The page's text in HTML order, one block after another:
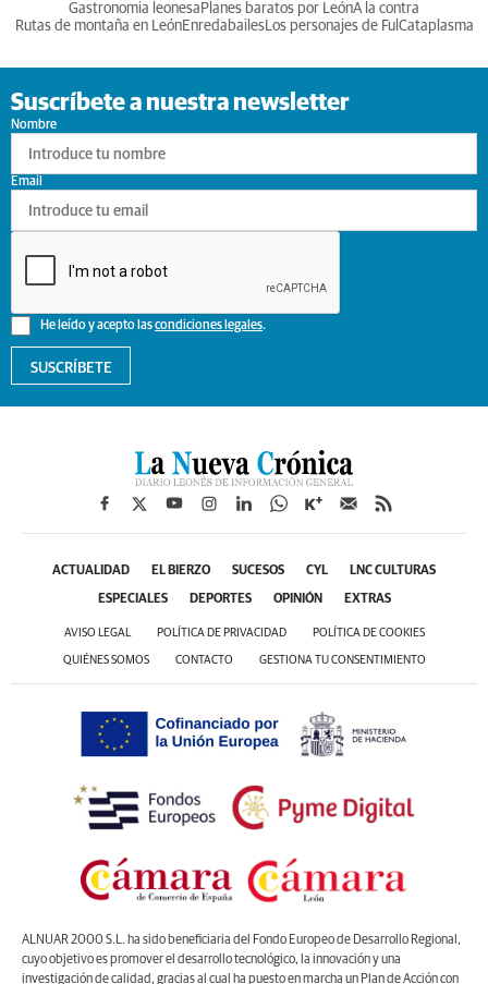
Gastronomia leonesa Planes baratos por LeónA la contra
Rutas de montaña en LeónEnredabailesLos personajes de Ful Cataplasma
Suscríbete a nuestra newsletter
Nombre
He leído y acepto lascondiciones legales.
Email
SUSCRÍBETE
ACTUALIDAD EL BIERZO SUCESOS CYL LNC CULTURAS
ESPECIALES DEPORTES OPINIÓN EXTRAS
AVISO LEGAL POLÍTICA DE PRIVACIDAD POLÍTICA DE COOKIES
QUIÉNES SOMOS CONTACTO GESTIONA TU CONSENTIMIENTO
ALNUAR 2000 S.L. ha sido beneficiaria del Fondo Europeo de Desarrollo Regional,
cuyo objetivo es promover el desarrollo tecnológico, la innovación y una
investigación de calidad, gracias al cual ha puesto en marcha un Plan de Acción con